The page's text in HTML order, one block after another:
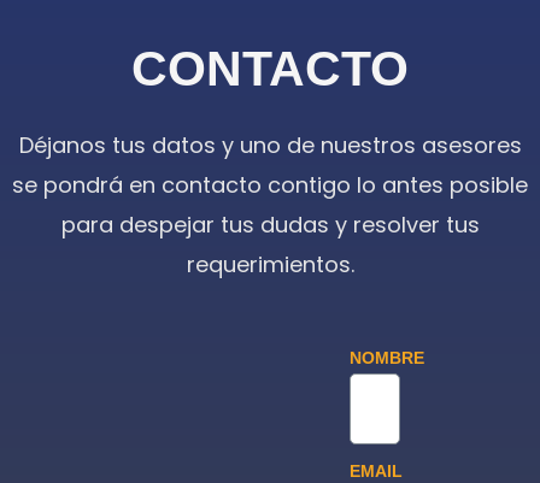
CONTACTO
Déjanos tus datos y uno de nuestros asesores
se pondrá en contacto contigo lo antes posible
para despejar tus dudas y resolver tus
requerimientos.
NOMBRE
EMAIL